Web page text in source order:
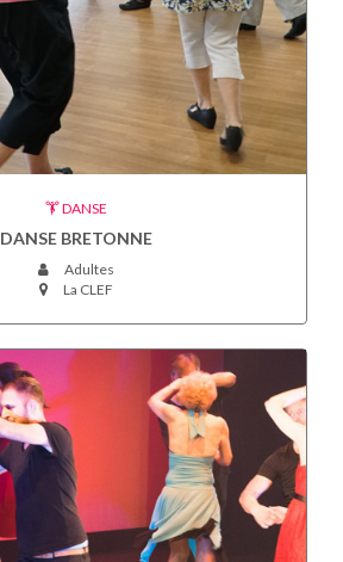
DANSE
DANSE BRETONNE
Adultes
La CLEF